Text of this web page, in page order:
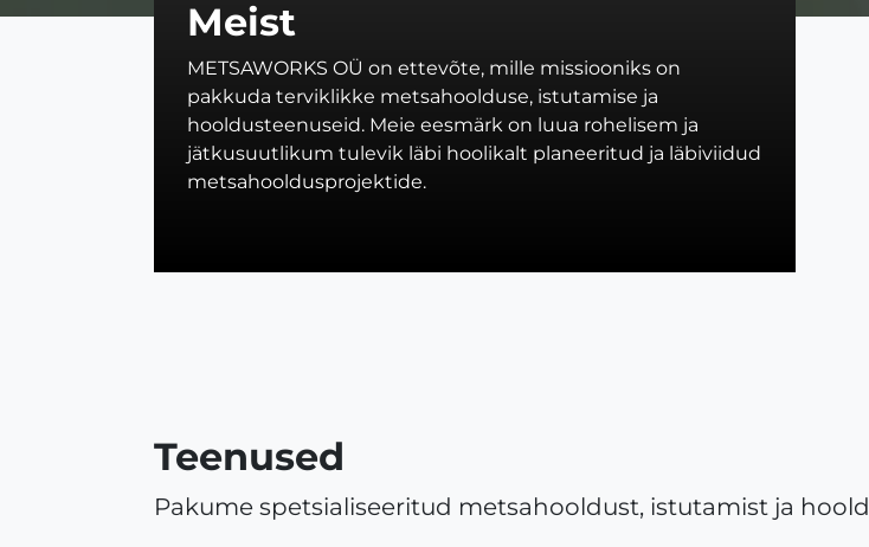
Meist
METSAWORKS OÜ on ettevõte, mille missiooniks on
pakkuda terviklikke metsahoolduse, istutamise ja
hooldusteenuseid. Meie eesmärk on luua rohelisem ja
jätkusuutlikum tulevik läbi hoolikalt planeeritud ja läbiviidud
metsahooldusprojektide.
Teenused
Pakume spetsialiseeritud metsahooldust, istutamist ja